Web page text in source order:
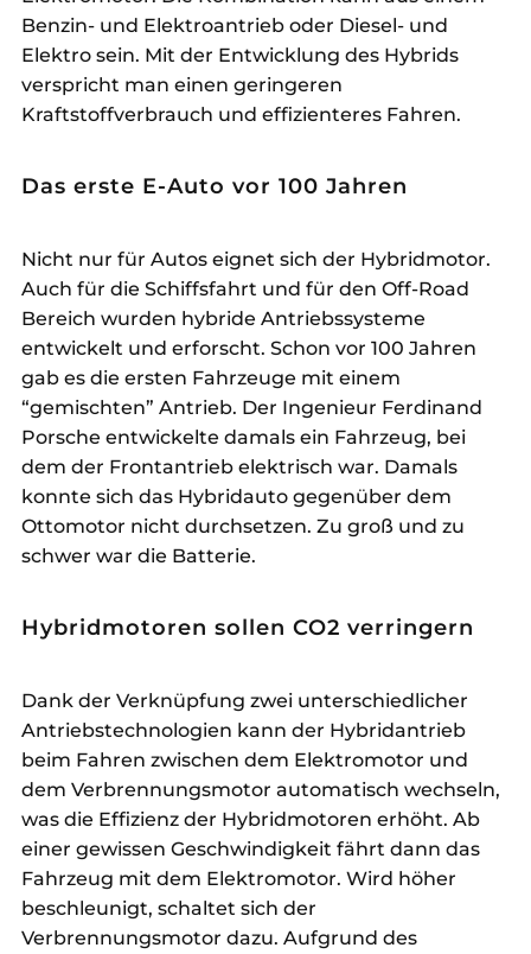
Benzin- und Elektroantrieb oder Diesel- und
Elektro sein. Mit der Entwicklung des Hybrids
verspricht man einen geringeren
Kraftstoffverbrauch und effizienteres Fahren.
Das erste E-Auto vor 100 Jahren
Nicht nur für Autos eignet sich der Hybridmotor.
Auch für die Schiffsfahrt und für den Off-Road
Bereich wurden hybride Antriebssysteme
entwickelt und erforscht. Schon vor 100 Jahren
gab es die ersten Fahrzeuge mit einem
“gemischten” Antrieb. Der Ingenieur Ferdinand
Porsche entwickelte damals ein Fahrzeug, bei
dem der Frontantrieb elektrisch war. Damals
konnte sich das Hybridauto gegenüber dem
Ottomotor nicht durchsetzen. Zu groß und zu
schwer war die Batterie.
Hybridmotoren sollen CO2 verringern
Dank der Verknüpfung zwei unterschiedlicher
Antriebstechnologien kann der Hybridantrieb
beim Fahren zwischen dem Elektromotor und
dem Verbrennungsmotor automatisch wechseln,
was die Effizienz der Hybridmotoren erhöht. Ab
einer gewissen Geschwindigkeit fährt dann das
Fahrzeug mit dem Elektromotor. Wird höher
beschleunigt, schaltet sich der
Verbrennungsmotor dazu. Aufgrund des